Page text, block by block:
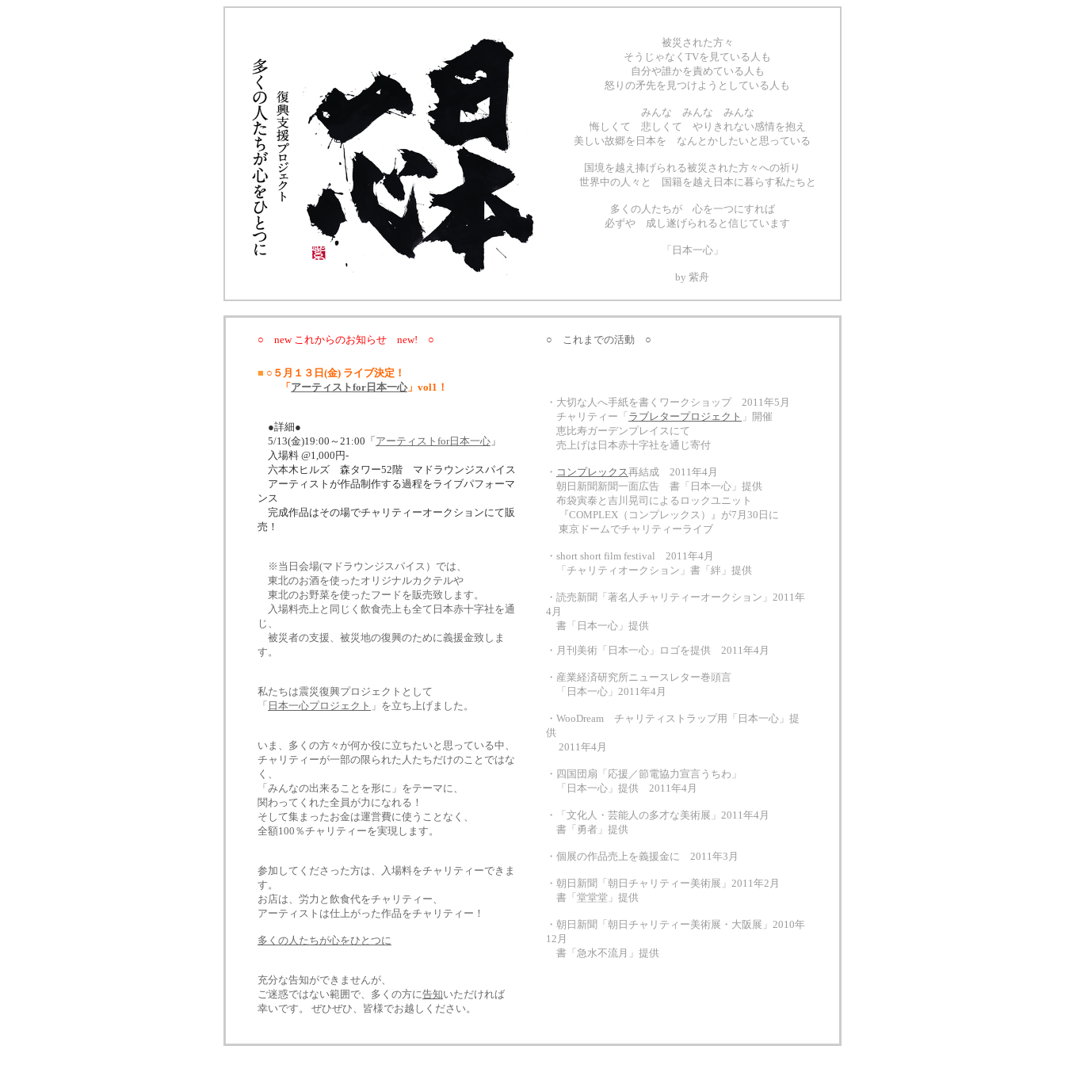
被災された方々
そうじゃなくTVを見ている人も
自分や誰かを責めている人も
怒りの矛先を見つけようとしている人も
みんな みんな みんな
悔しくて 悲しくて やりきれない感情を抱え
美しい故郷を日本を なんとかしたいと思っている
国境を越え捧げられる被災された方々への祈り
世界中の人々と 国籍を越え日本に暮らす私たちと
多くの人たちが 心を一つにすれば
必ずや 成し遂げられると信じています
「日本一心」
by 紫舟
○ new これからのお知らせ new! ○ ○ これまでの活動 ○
■ ○５月１３日(金) ライブ決定！
「 アーティストfor日本一心」vol1！
●詳細●
5/13(金)19:00～21:00「 アーティストfor日本一心 」
入場料 @1,000円-
六本木ヒルズ 森タワー52階 マドラウンジスパイス
アーティストが作品制作する過程をライブパフォーマ
ンス
完成作品はその場でチャリティーオークションにて販
売！
※ 当日会場(マドラウンジスパイス）では、
東北のお酒を使ったオリジナルカクテルや
東北のお野菜を使ったフードを販売致します。
入場料売上と同じく飲食売上も全て日本赤十字社を通
じ、
被災者の支援、被災地の復興のために義援金致しま
す。
私たちは震災復興プロジェクトとして
「 日本一心プロジェクト 」を立ち上げました。
いま、多くの方々が何か役に立ちたいと思っている中、
チャリティーが一部の限られた人たちだけのことではな
く、
「みんなの出来ることを形に」をテーマに、
関わってくれた全員が力になれる！
そして集まったお金は運営費に使うことなく、
全額100％チャリティーを実現します。
参加してくださった方は、入場料をチャリティーできま
す。
お店は、労力と飲食代をチャリティー、
アーティストは仕上がった作品をチャリティー！
多くの人たちが心をひとつに
充分な告知ができませんが、
ご迷惑ではない範囲で、多くの方に告知いただければ
幸いです。 ぜひぜひ、皆様でお越しください。
・大切な人へ手紙を書くワークショップ 2011年5月
チャリティー「 ラブレタープロジェクト 」開催
恵比寿ガーデンプレイスにて
売上げは日本赤十字社を通じ寄付
・ コンプレックス再結成 2011年4月
朝日新聞新聞一面広告 書「日本一心」提供
布袋寅泰と吉川晃司によるロックユニット
『COMPLEX（コンプレックス）』が7月30日に
東京ドームでチャリティーライブ
・short short film festival 2011年4月
「チャリティオークション」書「絆」提供
・読売新聞「著名人チャリティーオークション」2011年
4月
書「日本一心」提供
・月刊美術「日本一心」ロゴを提供 2011年4月
・産業経済研究所ニュースレター巻頭言
「日本一心」2011年4月
・WooDream チャリティストラップ用「日本一心」提
供
2011年4月
・四国団扇「応援／節電協力宣言うちわ」
「日本一心」提供 2011年4月
・「文化人・芸能人の多才な美術展」2011年4月
書「勇者」提供
・個展の作品売上を義援金に 2011年3月
・朝日新聞「朝日チャリティー美術展」2011年2月
書「堂堂堂」提供
・朝日新聞「朝日チャリティー美術展・大阪展」2010年
12月
書「急水不流月」提供